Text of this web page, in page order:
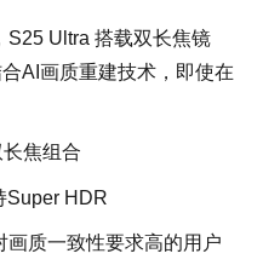
S25 Ultra 搭载双长焦镜
AI画质重建技术，即使在
焦组合
Super HDR
画质一致性要求高的用户